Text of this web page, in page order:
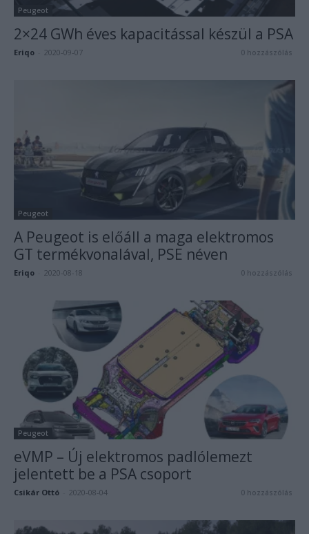
Peugeot
2×24 GWh éves kapacitással készül a PSA
Eriqo 2020-09-07 0 hozzászólás
Peugeot
A Peugeot is előáll a maga elektromos
GT termékvonalával, PSE néven
Eriqo 2020-08-18 0 hozzászólás
Peugeot
eVMP – Új elektromos padlólemezt
jelentett be a PSA csoport
Csikár Ottó 2020-08-04 0 hozzászólás